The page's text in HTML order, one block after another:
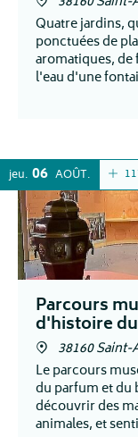
Quatre jardins,
ponctuées de
aromatiques,
l'eau d'une
fondateur de
jeu. 06 AOÛT
Parcours
d'histoire
38160
Le parcours
du parfum et du
découvrir des
animales, et